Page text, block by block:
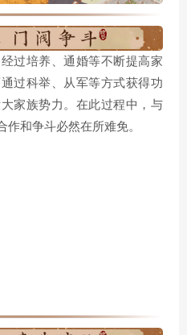
过培养、通婚等不断提高家
过科举、从军等方式获得功
家族势力。在此过程中，与
和争斗必然在所难免。